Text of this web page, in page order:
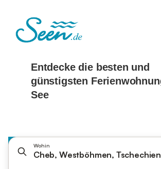
Wohin
Cheb, Westböhmen, Tschechien